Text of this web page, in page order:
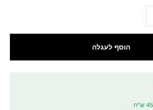
הוסף לעגלה